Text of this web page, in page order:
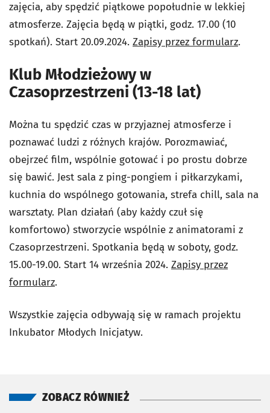
zajęcia, aby spędzić piątkowe popołudnie w lekkiej
atmosferze. Zajęcia będą w piątki, godz. 17.00 (10
spotkań). Start 20.09.2024. Zapisy przez formularz.
Klub Młodzieżowy w
Czasoprzestrzeni (13-18 lat)
Można tu spędzić czas w przyjaznej atmosferze i
poznawać ludzi z różnych krajów. Porozmawiać,
obejrzeć film, wspólnie gotować i po prostu dobrze
się bawić. Jest sala z ping-pongiem i piłkarzykami,
kuchnia do wspólnego gotowania, strefa chill, sala na
warsztaty. Plan działań (aby każdy czuł się
komfortowo) stworzycie wspólnie z animatorami z
Czasoprzestrzeni. Spotkania będą w soboty, godz.
15.00-19.00. Start 14 września 2024. Zapisy przez
formularz.
Wszystkie zajęcia odbywają się w ramach projektu
Inkubator Młodych Inicjatyw.
ZOBACZ RÓWNIEŻ